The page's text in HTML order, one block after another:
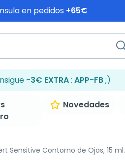
en pedidos +65€
-3€ EXTRA: APP-FB;)
Novedades
Sensitive Contorno de Ojos, 15 ml.